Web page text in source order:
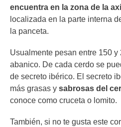
encuentra en la zona de la
localizada en la parte interna
la panceta.
Usualmente pesan entre 150
abanico. De cada cerdo se
de secreto ibérico. El secreto
más grasas y sabrosas del
conoce como cruceta o lomito.
También, si no te gusta este